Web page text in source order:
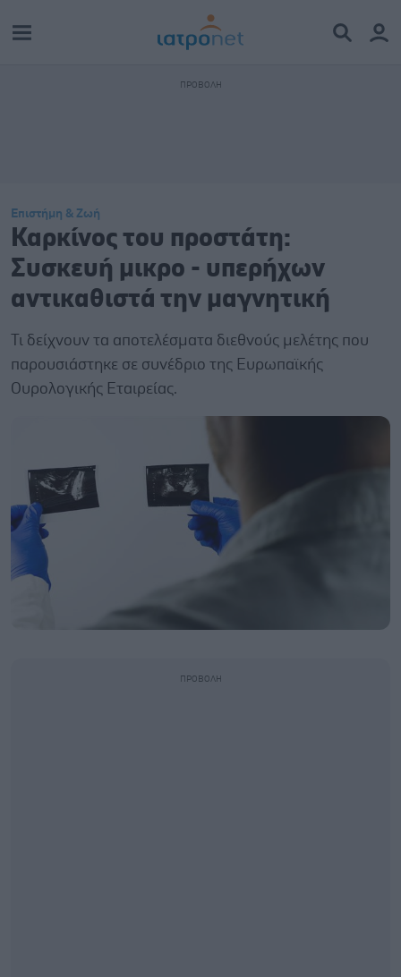
Επιστήμη & Ζωή
Καρκίνος του προστάτη:
Συσκευή μικρο - υπερήχων
αντικαθιστά την μαγνητική
Τι δείχνουν τα αποτελέσματα διεθνούς μελέτης που
παρουσιάστηκε σε συνέδριο της Ευρωπαϊκής
Ουρολογικής Εταιρείας.